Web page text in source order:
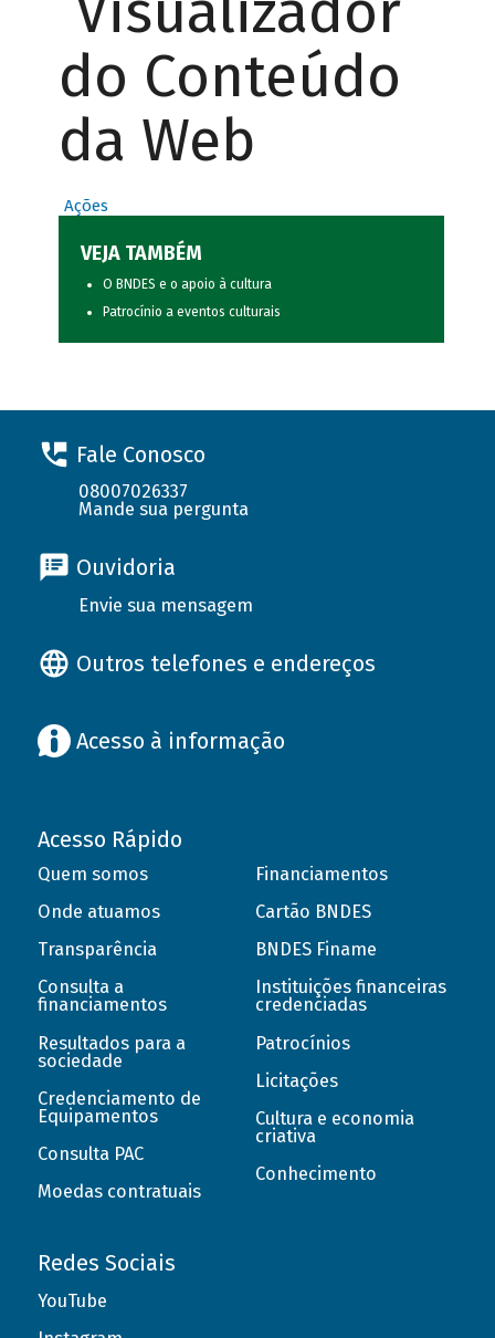
do Conteúdo
da Web
Ações
VEJA TAMBÉM
O BNDES e o apoio à cultura
Patrocínio a eventos culturais
Fale Conosco
08007026337
Mande sua pergunta
Ouvidoria
Envie sua mensagem
Outros telefones e endereços
Acesso à informação
Acesso Rápido
Quem somos
Onde atuamos
Transparência
Consulta a
financiamentos
Resultados para a
sociedade
Credenciamento de
Equipamentos
Consulta PAC
Moedas contratuais
Financiamentos
Cartão BNDES
BNDES Finame
Instituições financeiras
credenciadas
Patrocínios
Licitações
Cultura e economia
criativa
Conhecimento
Redes Sociais
YouTube